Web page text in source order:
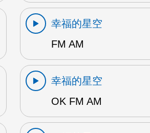
幸福的星空
FM AM
幸福的星空
OK FM AM